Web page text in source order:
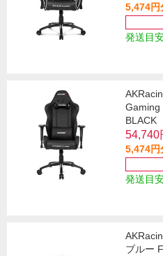
5,474円
発送目
Gaming
BLACK
54,740
5,474円
発送目
ブルー